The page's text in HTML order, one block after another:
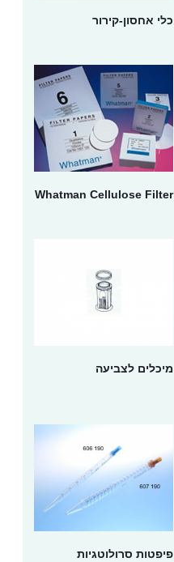
כלי אחסון-קירור
Whatman Cellulose Filter
מיכלים לצביעה
פיפטות סרולוטגיות